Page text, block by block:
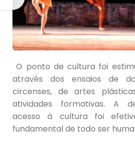
O ponto de cultura foi
através dos ensaios de
circenses, de artes
atividades formativas. A
acesso à cultura foi
fundamental de todo ser